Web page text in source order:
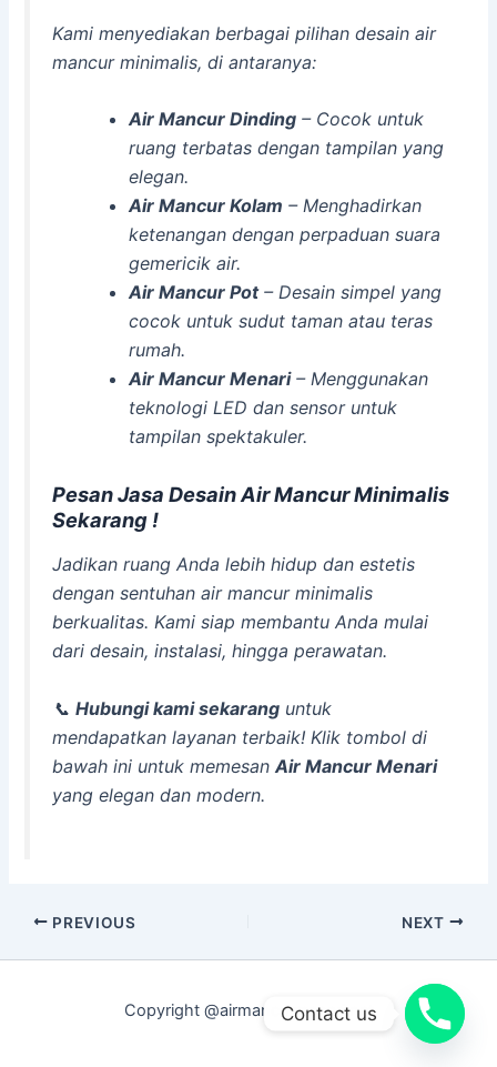
Kami menyediakan berbagai pilihan desain air
mancur minimalis, di antaranya:
Air Mancur Dinding– Cocok untuk
ruang terbatas dengan tampilan yang
elegan.
Air Mancur Kolam – Menghadirkan
ketenangan dengan perpaduan suara
gemericik air.
Air Mancur Pot– Desain simpel yang
cocok untuk sudut taman atau teras
rumah.
Air Mancur Menari– Menggunakan
teknologi LED dan sensor untuk
tampilan spektakuler.
Pesan Jasa Desain Air Mancur Minimalis
Sekarang !
Jadikan ruang Anda lebih hidup dan estetis
dengan sentuhan air mancur minimalis
berkualitas. Kami siap membantu Anda mulai
dari desain, instalasi, hingga perawatan.
📞Hubungi kami sekarang untuk
mendapatkan layanan terbaik! Klik tombol di
bawah ini untuk memesanAir Mancur Menari
yang elegan dan modern.
Post
PREVIOUS NEXT
Copyright @airmancurmenari.net
Contact us